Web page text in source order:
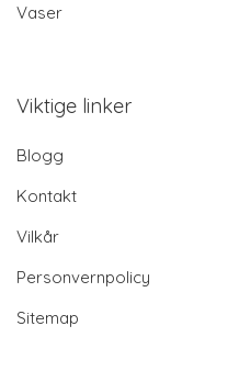
Vaser
Viktige linker
Blogg
Kontakt
Vilkår
Personvernpolicy
Sitemap